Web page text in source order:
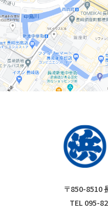
〒850-8510
TEL 095-